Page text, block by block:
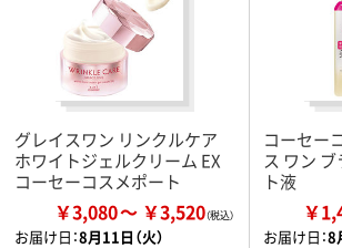
グレイスワン リンクルケア
ホワイトジェルクリーム EX
コーセーコスメポート
￥3,080 ￥3,520
お届け日：8月11日（火）
コーセー
ス ワン
ト液
￥
お届け日：8